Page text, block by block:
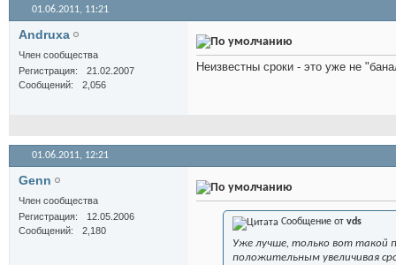
01.06.2011, 11:21
Andruxa
Член сообщества
Регистрация
21.02.2007
Сообщений
2,056
Неизвестны сроки - это уже не
01.06.2011, 12:21
Genn
Член сообщества
Регистрация
12.05.2006
Сообщений
2,180
Сообщение от vds
Уже лучше, только вот такой
положительным увеличивая